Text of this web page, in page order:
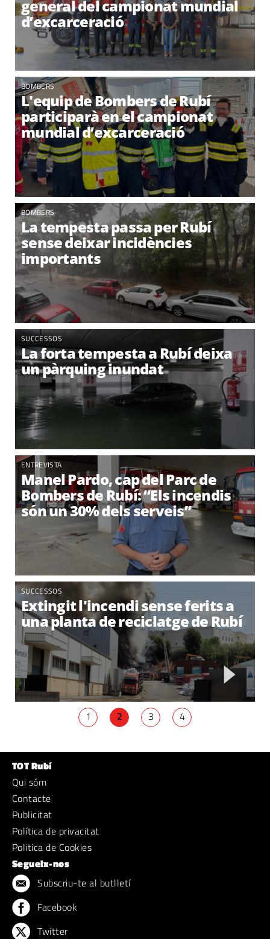
general del campionat mundial
d’excarceració
BOMBERS
L'equip de Bombers de Rubí
participarà en el campionat
mundial d’excarceració
BOMBERS
La tempesta passa per Rubí
sense deixar incidències
importants
SUCCESSOS
La forta tempesta a Rubí deixa
un pàrquing inundat
ENTREVISTA
Manel Pardo, cap del Parc de
Bombers de Rubí: “Els incendis
són un 30% dels serveis”
SUCCESSOS
Extingit l'incendi sense ferits a
una planta de reciclatge de Rubí
1 2 3 4
TOT Rubí
Qui sóm
Contacte
Publicitat
Política de privacitat
Politica de Cookies
Segueix-nos
Subscriu-te al butlletí
Facebook
Twitter